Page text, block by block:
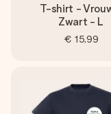
T-shirt -
Zwart - L
€ 15,99